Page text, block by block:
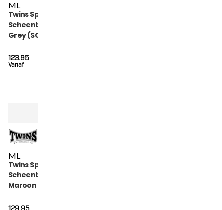
ML
Twins Special
Scheenbeschermers
Grey (SGL 7 GREY)
Vanaf
123.95
ML
Twins Special
Scheenbeschermers
Maroon (SGL 7
129.95